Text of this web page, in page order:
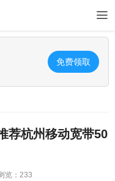
免费领取
荐杭州移动宽带50
览：233